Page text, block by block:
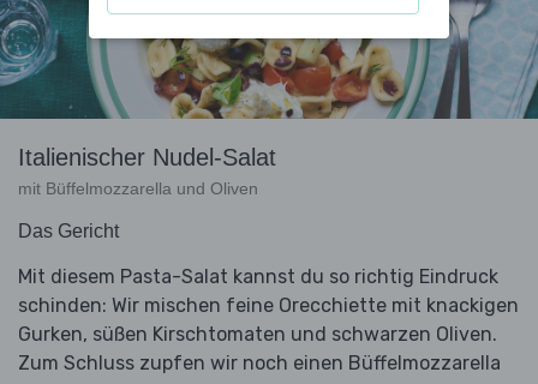
Italienischer Nudel-Salat
mit Büffelmozzarella und Oliven
Das Gericht
Mit diesem Pasta-Salat kannst du so richtig Eindruck
schinden: Wir mischen feine Orecchiette mit knackigen
Gurken, süßen Kirschtomaten und schwarzen Oliven.
Zum Schluss zupfen wir noch einen Büffelmozzarella